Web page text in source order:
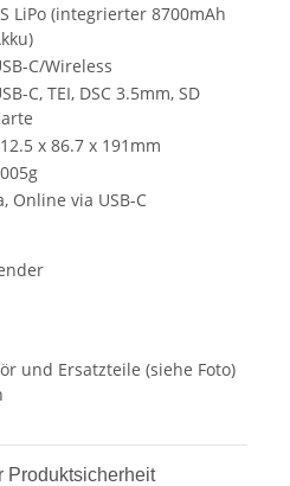
LiPo (integrierter 8700mAh
C/Wireless
C, TEI, DSC 3.5mm, SD
x 86.7 x 191mm
Online via USB-C
und Ersatzteile (siehe Foto)
Produktsicherheit